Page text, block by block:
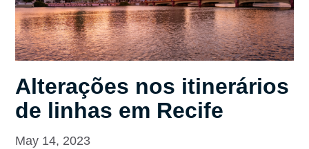
Alterações nos itinerários
de linhas em Recife
May 14, 2023